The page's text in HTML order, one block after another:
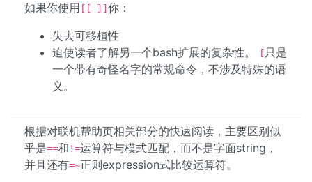
如果你使用 [[ ]] 你：
失去可移植性
迫使读者了解另一个bash扩展的复杂性。
[ 只是
一个带有奇怪名字的常规命令，不涉及特殊的语
义。
根据对联机帮助页相关部分的快速阅读，主要区别似
乎是==和 !=运算符与模式匹配，而不是字面string，
并且还有=~正则expression式比较运算符。